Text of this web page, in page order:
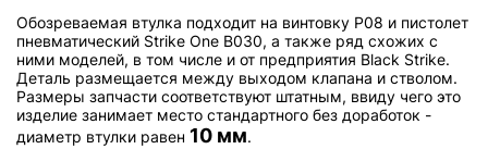
Обозреваемая втулка подходит на винтовку P08 и пистолет
пневматический Strike One B030, а также ряд схожих с
ними моделей, в том числе и от предприятия Black Strike.
Деталь размещается между выходом клапана и стволом.
Размеры запчасти соответствуют штатным, ввиду чего это
изделие занимает место стандартного без доработок -
диаметр втулки равен 10 мм.